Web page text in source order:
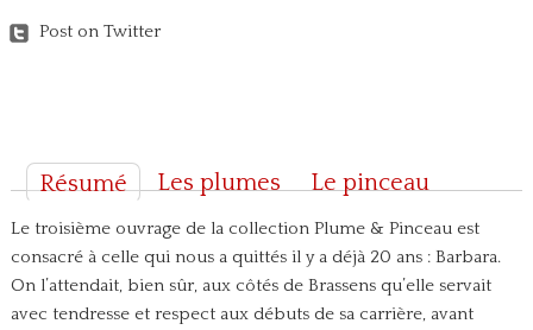
Post on Twitter
Résumé Les plumes Le pinceau
Le troisième ouvrage de la collection Plume & Pinceau est
consacré à celle qui nous a quittés il y a déjà 20 ans : Barbara.
On l’attendait, bien sûr, aux côtés de Brassens qu’elle servait
avec tendresse et respect aux débuts de sa carrière, avant